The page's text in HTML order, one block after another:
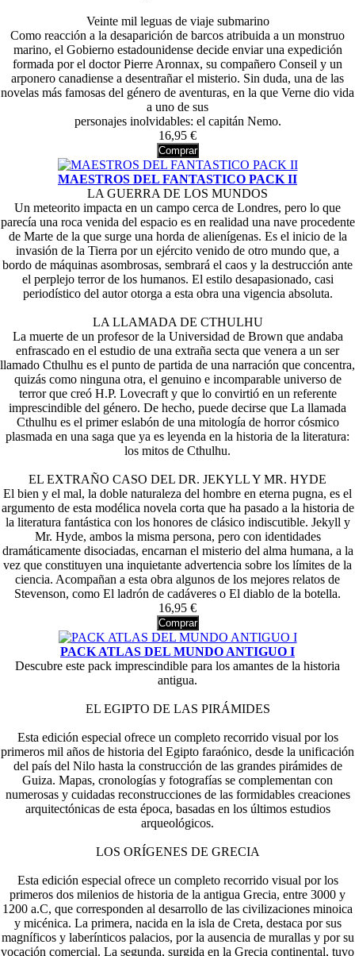
Veinte mil leguas de viaje submarino
Como reacción a la desaparición de barcos atribuida a un monstruo
marino, el Gobierno estadounidense decide enviar una expedición
formada por el doctor Pierre Aronnax, su compañero Conseil y un
arponero canadiense a desentrañar el misterio. Sin duda, una de las
novelas más famosas del género de aventuras, en la que Verne dio vida
a uno de sus
personajes inolvidables: el capitán Nemo.
16,95 €
Comprar
MAESTROS DEL FANTASTICO PACK II
LA GUERRA DE LOS MUNDOS
Un meteorito impacta en un campo cerca de Londres, pero lo que
parecía una roca venida del espacio es en realidad una nave procedente
de Marte de la que surge una horda de alienígenas. Es el inicio de la
invasión de la Tierra por un ejército venido de otro mundo que, a
bordo de máquinas asombrosas, sembrará el caos y la destrucción ante
el perplejo terror de los humanos. El estilo desapasionado, casi
periodístico del autor otorga a esta obra una vigencia absoluta.
LA LLAMADA DE CTHULHU
La muerte de un profesor de la Universidad de Brown que andaba
enfrascado en el estudio de una extraña secta que venera a un ser
llamado Cthulhu es el punto de partida de una narración que concentra,
quizás como ninguna otra, el genuino e incomparable universo de
terror que creó H.P. Lovecraft y que lo convirtió en un referente
imprescindible del género. De hecho, puede decirse que La llamada
Cthulhu es el primer eslabón de una mitología de horror cósmico
plasmada en una saga que ya es leyenda en la historia de la literatura:
los mitos de Cthulhu.
EL EXTRAÑO CASO DEL DR. JEKYLL Y MR. HYDE
El bien y el mal, la doble naturaleza del hombre en eterna pugna, es el
argumento de esta modélica novela corta que ha pasado a la historia de
la literatura fantástica con los honores de clásico indiscutible. Jekyll y
Mr. Hyde, ambos la misma persona, pero con identidades
dramáticamente disociadas, encarnan el misterio del alma humana, a la
vez que constituyen una inquietante advertencia sobre los límites de la
ciencia. Acompañan a esta obra algunos de los mejores relatos de
Stevenson, como El ladrón de cadáveres o El diablo de la botella.
16,95 €
Comprar
PACK ATLAS DEL MUNDO ANTIGUO I
Descubre este pack imprescindible para los amantes de la historia
antigua.
EL EGIPTO DE LAS PIRÁMIDES
Esta edición especial ofrece un completo recorrido visual por los
primeros mil años de historia del Egipto faraónico, desde la unificación
del país del Nilo hasta la construcción de las grandes pirámides de
Guiza. Mapas, cronologías y fotografías se complementan con
numerosas y cuidadas reconstrucciones de las formidables creaciones
arquitectónicas de esta época, basadas en los últimos estudios
arqueológicos.
LOS ORÍGENES DE GRECIA
Esta edición especial ofrece un completo recorrido visual por los
primeros dos milenios de historia de la antigua Grecia, entre 3000 y
1200 a.C, que corresponden al desarrollo de las civilizaciones minoica
y micénica. La primera, nacida en la isla de Creta, destaca por sus
magníficos y laberínticos palacios, por la ausencia de murallas y por su
vocación comercial. La segunda, surgida en la Grecia continental, tuvo